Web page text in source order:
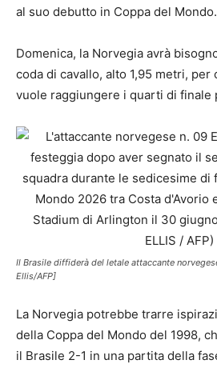
al suo debutto in Coppa del Mondo.
Domenica, la Norvegia avrà
coda di cavallo, alto 1,95 metri, per
vuole raggiungere i quarti di finale
Il Brasile diffiderà del letale attaccante
Ellis/AFP]
La Norvegia potrebbe trarre
della Coppa del Mondo del 1998,
il Brasile 2-1 in una partita della